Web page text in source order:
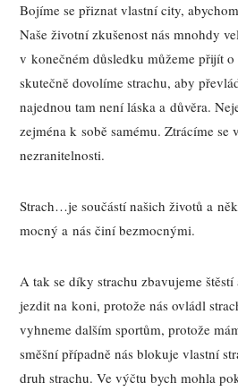
Bojíme se přiznat vlastní city,
Naše životní zkušenost nás mnohdy
v konečném důsledku můžeme přijít o
skutečně dovolíme strachu, aby
najednou tam není láska a důvěra.
zejména k sobě samému. Ztrácíme se
nezranitelnosti.
Strach…je součástí našich životů a
mocný a nás činí bezmocnými.
A tak se díky strachu zbavujeme
jezdit na koni, protože nás ovládl
vyhneme dalším sportům, protože
směšní případně nás blokuje vlastní
druh strachu. Ve výčtu bych mohla